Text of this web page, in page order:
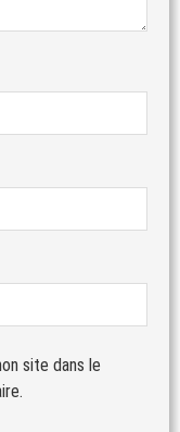
site dans le